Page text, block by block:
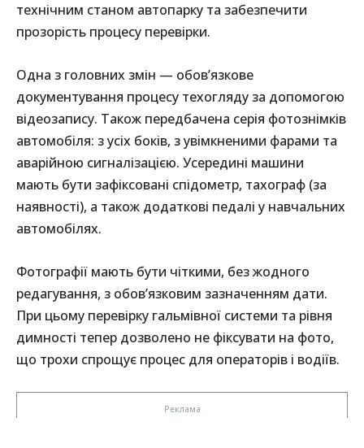
технічним станом автопарку та забезпечити
прозорість процесу перевірки.
Одна з головних змін — обов’язкове
документування процесу техогляду за допомогою
відеозапису. Також передбачена серія фотознімків
автомобіля: з усіх боків, з увімкненими фарами та
аварійною сигналізацією. Усередині машини
мають бути зафіксовані спідометр, тахограф (за
наявності), а також додаткові педалі у навчальних
автомобілях.
Фотографії мають бути чіткими, без жодного
редагування, з обов’язковим зазначенням дати.
При цьому перевірку гальмівної системи та рівня
димності тепер дозволено не фіксувати на фото,
що трохи спрощує процес для операторів і водіїв.